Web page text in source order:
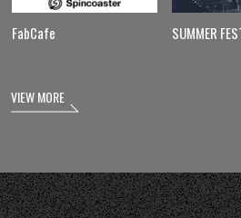
FabCafe SUMMER
VIEW MORE